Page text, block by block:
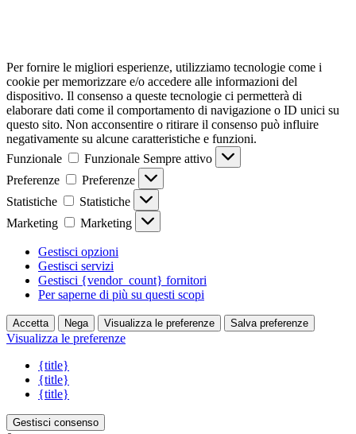
Per fornire le migliori esperienze, utilizziamo tecnologie come i
cookie per memorizzare e/o accedere alle informazioni del
dispositivo. Il consenso a queste tecnologie ci permetterà di
elaborare dati come il comportamento di navigazione o ID unici su
questo sito. Non acconsentire o ritirare il consenso può influire
negativamente su alcune caratteristiche e funzioni.
Funzionale
Funzionale Sempre attivo
Preferenze
Preferenze
Statistiche
Statistiche
Marketing
Marketing
Gestisci opzioni
Gestisci servizi
Gestisci {vendor_count} fornitori
Per saperne di più su questi scopi
Accetta Nega Visualizza le preferenze Salva preferenze
Visualizza le preferenze
{title}
{title}
{title}
Gestisci consenso